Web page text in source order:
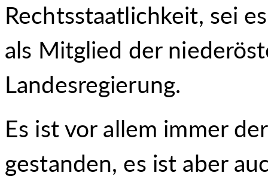
Rechtsstaatlichkeit, sei
als Mitglied der
Landesregierung.
Es ist vor allem immer
gestanden, es ist aber